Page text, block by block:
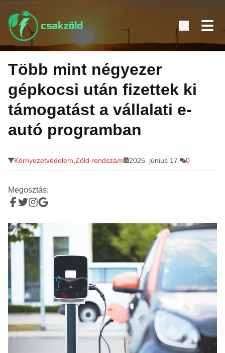
Tovább
tartalomra
Több mint négyezer
gépkocsi után fizettek ki
támogatást a vállalati e-
autó programban
Környezetvédelem Zöld rendszám 2025. június 17. 0
Megosztás: